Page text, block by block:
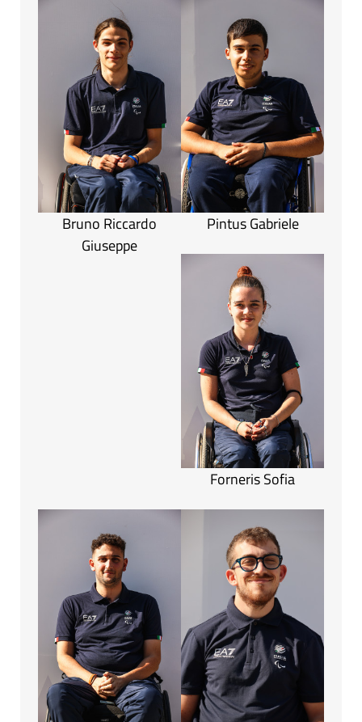
Bruno Riccardo
Giuseppe
Pintus Gabriele
Forneris Sofia